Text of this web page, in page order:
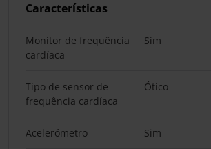
Características
Monitor de frequência
cardíaca
Sim
Tipo de sensor de
frequência cardíaca
Ótico
Acelerómetro Sim